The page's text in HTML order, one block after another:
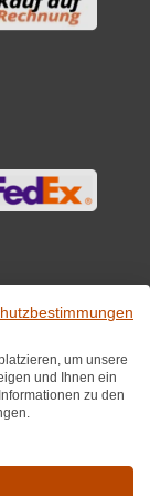
um unsere
und Ihnen ein
zu den